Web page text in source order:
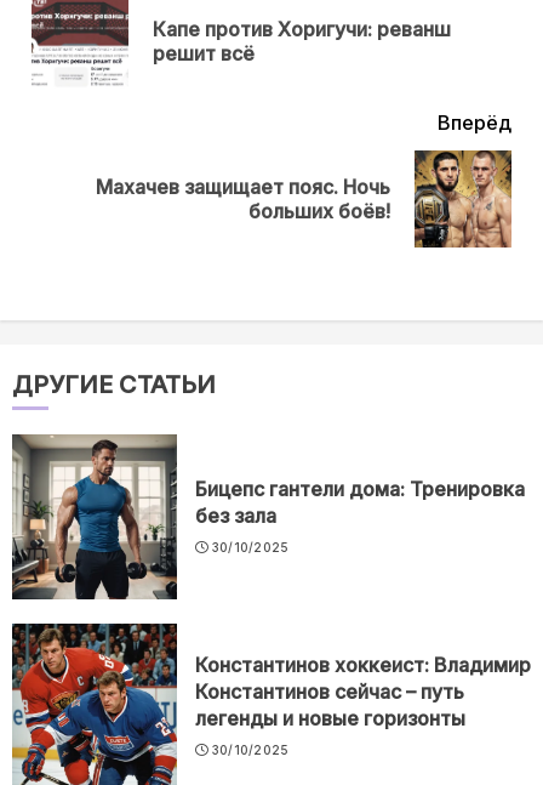
Капе против Хоригучи: реванш
решит всё
Вперёд
Махачев защищает пояс. Ночь
больших боёв!
ДРУГИЕ СТАТЬИ
Бицепс гантели дома: Тренировка
без зала
30/10/2025
Константинов хоккеист: Владимир
Константинов сейчас – путь
легенды и новые горизонты
30/10/2025